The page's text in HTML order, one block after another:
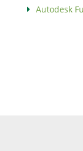
Autodesk